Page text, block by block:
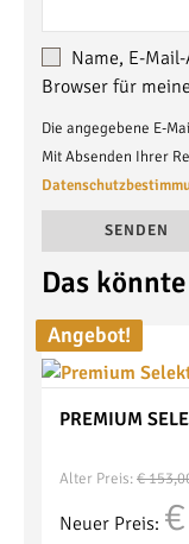
Name, E-
Browser für
Die angegebene E-
Mit Absenden Ihrer
Alternative:
Das
Angebot!
PREMIUM
Alter Preis:€
Ursprünglicher
Preis
Neuer Preis: €